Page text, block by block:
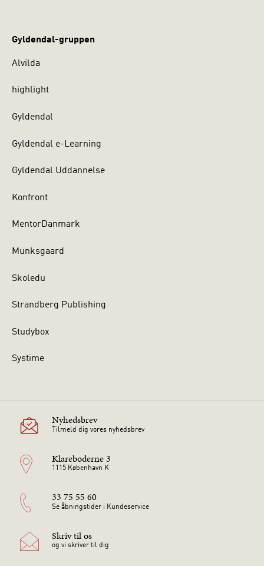
Gyldendal-gruppen
Alvilda
highlight
Gyldendal
Gyldendal e-Learning
Gyldendal Uddannelse
Konfront
MentorDanmark
Munksgaard
Skoledu
Strandberg Publishing
Studybox
Systime
Nyhedsbrev
Tilmeld dig vores nyhedsbrev
Klareboderne 3
1115 København K
33 75 55 60
Se åbningstider i Kundeservice
Skriv til os
og vi skriver til dig